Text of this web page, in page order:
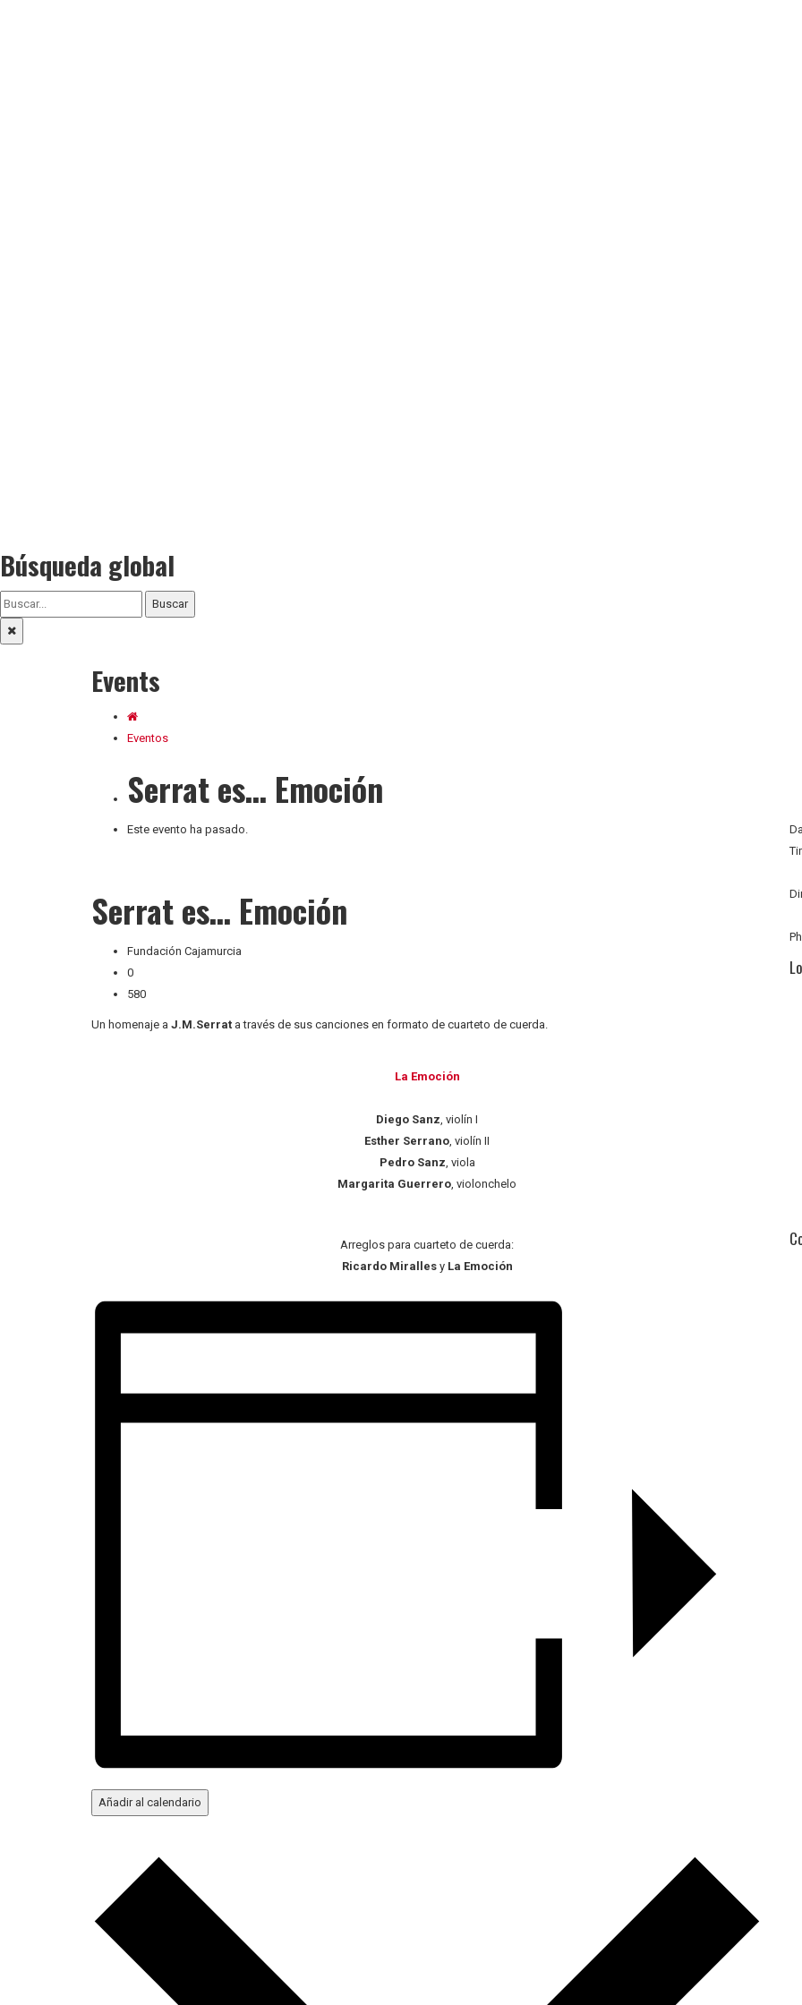
Búsqueda global
Buscar
Events
Eventos
Serrat es… Emoción
Este evento ha pasado.
Serrat es… Emoción
Fundación Cajamurcia
0
580
Un homenaje a J.M.Serrat a través de sus canciones en formato de cuarteto de cuerda.
La Emoción
Diego Sanz , violín I
Esther Serrano , violín II
Pedro Sanz , viola
Margarita Guerrero , violonchelo
Arreglos para cuarteto de cuerda:
Ricardo Mirallesy La Emoción
Añadir al calendario